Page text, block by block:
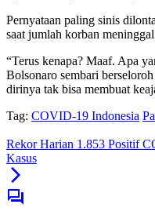
Pernyataan paling sinis
saat jumlah korban
“Terus kenapa? Maaf. Apa
Bolsonaro sembari
dirinya tak bisa membuat
Tag: COVID-19 Indonesia
Rekor Harian 1.853 Positif
Kasus